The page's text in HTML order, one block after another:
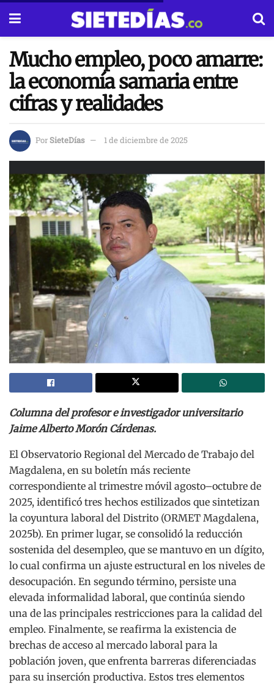
Mucho empleo, poco amarre:
la economía samaria entre
cifras y realidades
PorSieteDías 1 de diciembre de 2025
Columna del profesor e investigador universitario
Jaime Alberto Morón Cárdenas.
El Observatorio Regional del Mercado de Trabajo del
Magdalena, en su boletín más reciente
correspondiente al trimestre móvil agosto–octubre de
2025, identificó tres hechos estilizados que sintetizan
la coyuntura laboral del Distrito (ORMET Magdalena,
2025b). En primer lugar, se consolidó la reducción
sostenida del desempleo, que se mantuvo en un dígito,
lo cual confirma un ajuste estructural en los niveles de
desocupación. En segundo término, persiste una
elevada informalidad laboral, que continúa siendo
una de las principales restricciones para la calidad del
empleo. Finalmente, se reafirma la existencia de
brechas de acceso al mercado laboral para la
población joven, que enfrenta barreras diferenciadas
para su inserción productiva. Estos tres elementos